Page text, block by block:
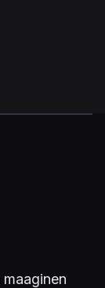
maaginen